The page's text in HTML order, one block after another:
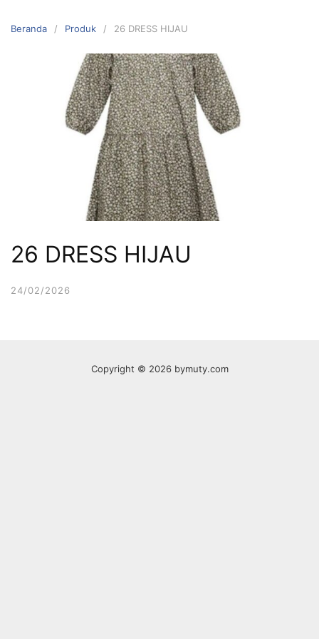
keBeranda Produk 26 DRESS HIJAU
26 DRESS HIJAU
24/02/2026
Copyright © 2026 bymuty.com